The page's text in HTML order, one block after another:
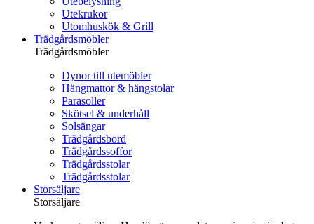
Utekrukor
Utomhuskök & Grill
Trädgårdsmöbler
Trädgårdsmöbler
Dynor till utemöbler
Hängmattor & hängstolar
Parasoller
Skötsel & underhåll
Solsängar
Trädgårdsbord
Trädgårdssoffor
Trädgårdsstolar
Trädgårdsstolar
Storsäljare
Storsäljare